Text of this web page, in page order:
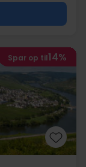
Spar op til14%